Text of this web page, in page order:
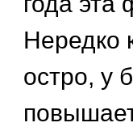
Нередко
остро, у